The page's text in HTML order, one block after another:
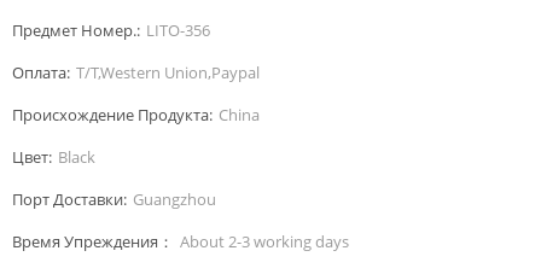
Предмет Номер.: LITO-356
Оплата: T/T,Western Union,Paypal
Происхождение Продукта: China
Цвет: Black
Порт Доставки: Guangzhou
Время Упреждения： About 2-3 working days